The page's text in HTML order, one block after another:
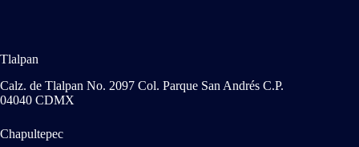
Tlalpan
Calz. de Tlalpan No. 2097 Col. Parque San Andrés C.P.
04040 CDMX
Chapultepec